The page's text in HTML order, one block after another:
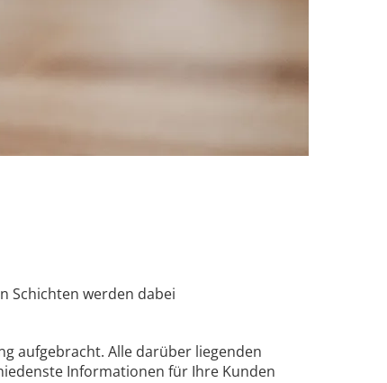
Schichten werden dabei
aufgebracht. Alle darüber liegenden
Informationen für Ihre Kunden